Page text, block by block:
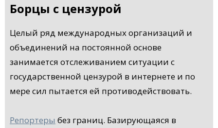
Борцы с цензурой
Целый ряд международных организаций и
объединений на постоянной основе
занимается отслеживанием ситуации с
государственной цензурой в интернете и по
мере сил пытается ей противодействовать.
Репортеры без границ. Базирующаяся в